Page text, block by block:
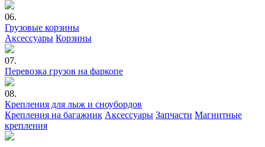
06.
Грузовые корзины
Аксессуары Корзины
07.
Перевозка грузов на фаркопе
08.
Крепления для лыж и сноубордов
Крепления на багажник Аксессуары Запчасти Магнитные
крепления